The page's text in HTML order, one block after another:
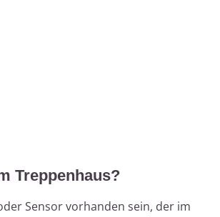
Treppenhaus?
Sensor vorhanden sein, der im